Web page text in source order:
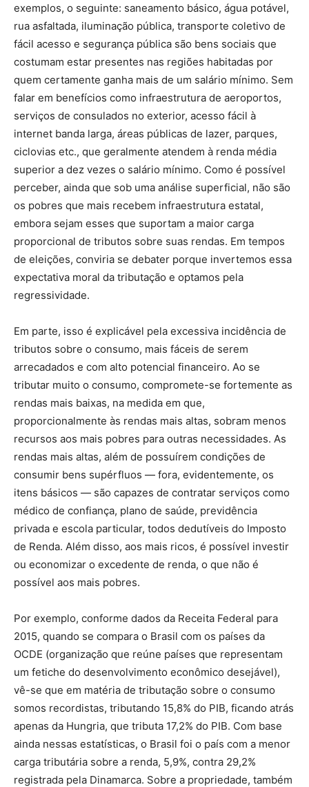
exemplos, o seguinte: saneamento básico, água potável,
rua asfaltada, iluminação pública, transporte coletivo de
fácil acesso e segurança pública são bens sociais que
costumam estar presentes nas regiões habitadas por
quem certamente ganha mais de um salário mínimo. Sem
falar em benefícios como infraestrutura de aeroportos,
serviços de consulados no exterior, acesso fácil à
internet banda larga, áreas públicas de lazer, parques,
ciclovias etc., que geralmente atendem à renda média
superior a dez vezes o salário mínimo. Como é possível
perceber, ainda que sob uma análise superficial, não são
os pobres que mais recebem infraestrutura estatal,
embora sejam esses que suportam a maior carga
proporcional de tributos sobre suas rendas. Em tempos
de eleições, conviria se debater porque invertemos essa
expectativa moral da tributação e optamos pela
regressividade.
Em parte, isso é explicável pela excessiva incidência de
tributos sobre o consumo, mais fáceis de serem
arrecadados e com alto potencial financeiro. Ao se
tributar muito o consumo, compromete-se fortemente as
rendas mais baixas, na medida em que,
proporcionalmente às rendas mais altas, sobram menos
recursos aos mais pobres para outras necessidades. As
rendas mais altas, além de possuírem condições de
consumir bens supérfluos — fora, evidentemente, os
itens básicos — são capazes de contratar serviços como
médico de confiança, plano de saúde, previdência
privada e escola particular, todos dedutíveis do Imposto
de Renda. Além disso, aos mais ricos, é possível investir
ou economizar o excedente de renda, o que não é
possível aos mais pobres.
Por exemplo, conforme dados da Receita Federal para
2015, quando se compara o Brasil com os países da
OCDE (organização que reúne países que representam
um fetiche do desenvolvimento econômico desejável),
vê-se que em matéria de tributação sobre o consumo
somos recordistas, tributando 15,8% do PIB, ficando atrás
apenas da Hungria, que tributa 17,2% do PIB. Com base
ainda nessas estatísticas, o Brasil foi o país com a menor
carga tributária sobre a renda, 5,9%, contra 29,2%
registrada pela Dinamarca. Sobre a propriedade, também